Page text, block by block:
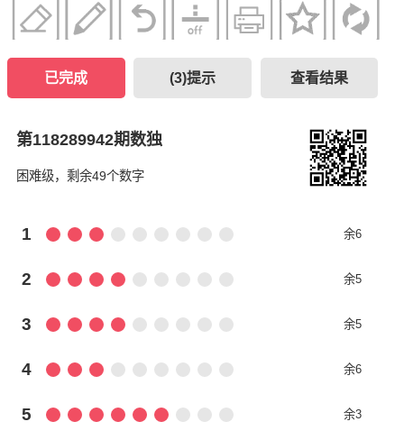
已完成 (3)提示 查看结果
第118289942期数独
困难级，剩余49个数字
1 余6
2 余5
3 余5
4 余6
5 余3